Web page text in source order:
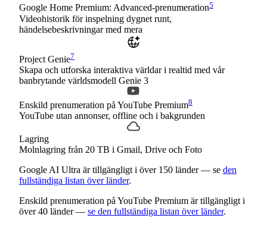
Google Home Premium: Advanced-prenumeration5
Videohistorik för inspelning dygnet runt,
händelsebeskrivningar med mera
Project Genie7
Skapa och utforska interaktiva världar i realtid med vår
banbrytande världsmodell Genie 3
Enskild prenumeration på YouTube Premium8
YouTube utan annonser, offline och i bakgrunden
Lagring
Molnlagring från 20 TB i Gmail, Drive och Foto
Google AI Ultra är tillgängligt i över 150 länder — se den
fullständiga listan över länder.
Enskild prenumeration på YouTube Premium är tillgängligt i
över 40 länder — se den fullständiga listan över länder.